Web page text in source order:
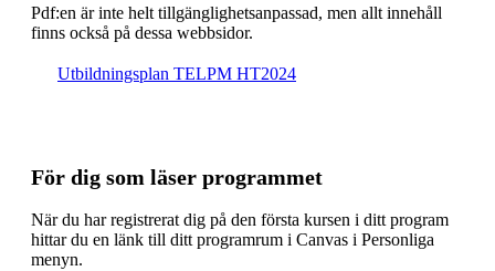
Pdf:en är inte helt till­gäng­lig­hets­an­pas­sad, men allt inne­håll
finns också på dessa webb­sidor.
Ut­bild­nings­plan TELPM HT2024
För dig som läser programmet
När du har registrerat dig på den första kursen i ditt program
hittar du en länk till ditt programrum i Canvas i Personliga
menyn.